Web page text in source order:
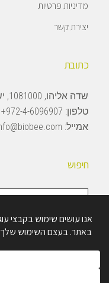
מדיניות פרטיות
יצירת קשר
כתובת
שדה אליהו, 1081000, ישראל
טלפון: 972-4-6096907+
אמייל:
חיפוש
חיפוש